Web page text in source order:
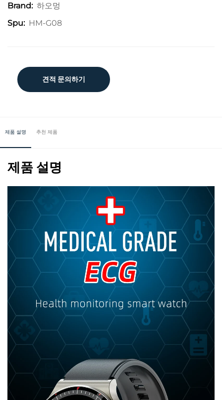
Brand: 하오멍
Spu: HM-G08
견적 문의하기
제품 설명 추천 제품
제품 설명